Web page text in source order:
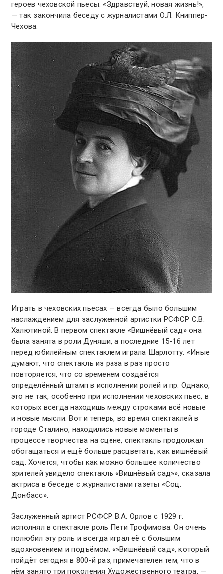
героев чеховской пьесы: «Здравствуй, новая жизнь!»,
— так закончила беседу с журналистами О.Л. Книппер-
Чехова.
Играть в чеховских пьесах — всегда было большим
наслаждением для заслуженной артистки РСФСР С.В.
Халютиной. В первом спектакле «Вишнёвый сад» она
была занята в роли Дуняши, а последние 15-16 лет
перед юбилейным спектаклем играла Шарлотту. «Иные
думают, что спектакль из раза в раз просто
повторяется, что со временем создаётся
определённый штамп в исполнении ролей и пр. Однако,
это не так, особенно при исполнении чеховских пьес, в
которых всегда находишь между строками всё новые
и новые мысли. Вот и теперь, во время спектаклей в
городе Сталино, находились новые моменты в
процессе творчества на сцене, спектакль продолжал
обогащаться и ещё больше расцветать, как вишнёвый
сад. Хочется, чтобы как можно большее количество
зрителей увидело спектакль «Вишнёвый сад»», сказала
актриса в беседе с журналистами газеты «Соц.
Донбасс».
Заслуженный артист РСФСР В.А. Орлов с 1929 г.
исполнял в спектакле роль Пети Трофимова. Он очень
полюбил эту роль и всегда играл её с большим
вдохновением и подъёмом. «»Вишнёвый сад», который
пойдёт сегодня в 800-й раз, примечателен тем, что в
нём занято три поколения Художественного театра, —